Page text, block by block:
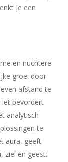
je een
en nuchtere
groei door
afstand te
bevordert
analytisch
te
aura, geeft
ziel en geest.